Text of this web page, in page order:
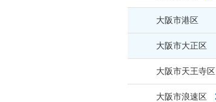
大阪市港区
大阪市大正区
大阪市天王寺区
大阪市浪速区